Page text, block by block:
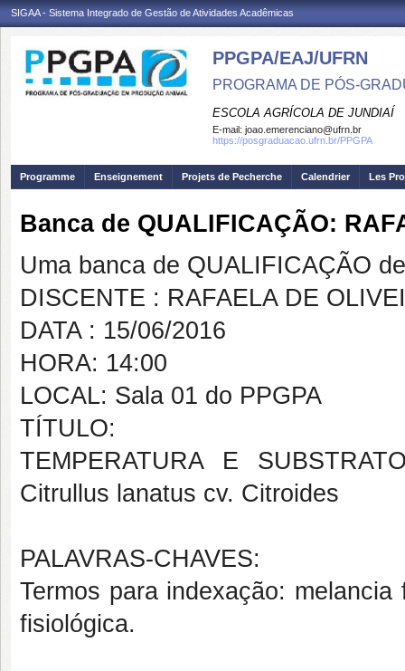
SIGAA - Sistema Integrado de Gestão de Atividades Acadêmicas
PPGPA/EAJ/UFRN
PROGRAMA DE PÓS-
ESCOLA AGRÍCOLA DE JUNDIAÍ
E-mail: joao.emerenciano@ufrn.br
https://posgraduacao.ufrn.br/PPGPA
Programme Enseignement Projets de Pecherche Calendrier Les
Banca de QUALIFICAÇÃO:
Uma banca de QUALIFICAÇÃO
DISCENTE : RAFAELA DE
DATA : 15/06/2016
HORA: 14:00
LOCAL: Sala 01 do PPGPA
TÍTULO:
TEMPERATURA E
Citrullus lanatus cv. Citroides
PALAVRAS-CHAVES:
Termos para indexação:
fisiológica.